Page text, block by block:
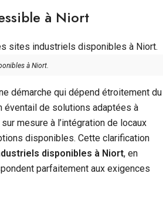
à Niort
à Niort.
démarche qui dépend étroitement du
éventail de solutions adaptées à
mesure à l’intégration de locaux
disponibles. Cette clarification
disponibles à Niort, en
parfaitement aux exigences